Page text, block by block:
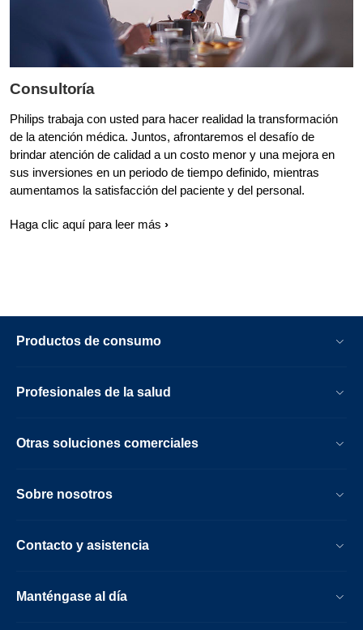
Consultoría
Philips trabaja con usted para hacer realidad la transformación
de la atención médica. Juntos, afrontaremos el desafío de
brindar atención de calidad a un costo menor y una mejora en
sus inversiones en un periodo de tiempo definido, mientras
aumentamos la satisfacción del paciente y del personal.
Haga clic aquí para leer más
Productos de consumo
Profesionales de la salud
Otras soluciones comerciales
Sobre nosotros
Contacto y asistencia
Manténgase al día